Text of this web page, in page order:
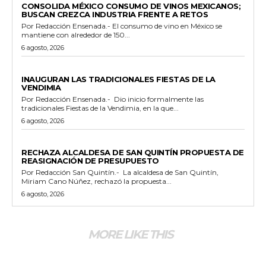
CONSOLIDA MÉXICO CONSUMO DE VINOS MEXICANOS;
BUSCAN CREZCA INDUSTRIA FRENTE A RETOS
Por Redacción Ensenada.- El consumo de vino en México se
mantiene con alrededor de 150...
6 agosto, 2026
INAUGURAN LAS TRADICIONALES FIESTAS DE LA
VENDIMIA
Por Redacción Ensenada.- Dio inicio formalmente las
tradicionales Fiestas de la Vendimia, en la que...
6 agosto, 2026
RECHAZA ALCALDESA DE SAN QUINTÍN PROPUESTA DE
REASIGNACIÓN DE PRESUPUESTO
Por Redacción San Quintín.- La alcaldesa de San Quintín,
Miriam Cano Núñez, rechazó la propuesta...
6 agosto, 2026
MORE LIKE THIS